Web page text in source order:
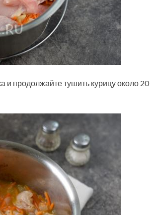
и продолжайте тушить курицу около 20